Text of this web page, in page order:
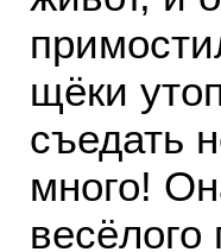
щёки
съедать
много!